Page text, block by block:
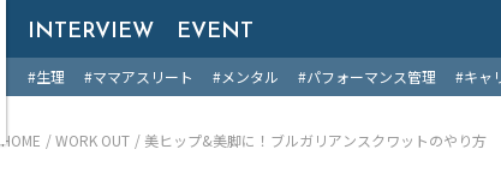
B &
INTERVIEW EVENT
#生理 #ママアスリート #メンタル #パフォーマンス管理 #キャ
HOME WORK OUT 美ヒップ&美脚に！ブルガリアンスクワットのやり方